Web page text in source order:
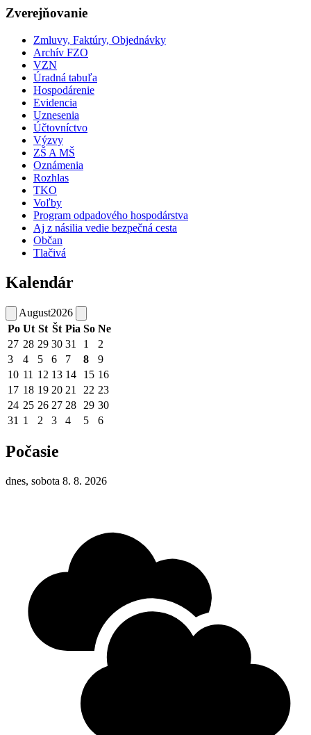
Zverejňovanie
Zmluvy, Faktúry, Objednávky
Archív FZO
VZN
Úradná tabuľa
Hospodárenie
Evidencia
Uznesenia
Účtovníctvo
Výzvy
ZŠ A MŠ
Oznámenia
Rozhlas
TKO
Voľby
Program odpadového hospodárstva
Aj z násilia vedie bezpečná cesta
Občan
Tlačivá
Kalendár
August2026
Po Ut St Št Pia So Ne
27 28 29 30 31 1
2
3
4 5 6 7 8
9
10 11 12 13 14 15 16
17 18 19 20 21 22 23
24 25 26 27 28 29 30
31 1 2 3 4 5 6
Počasie
dnes, sobota 8. 8. 2026